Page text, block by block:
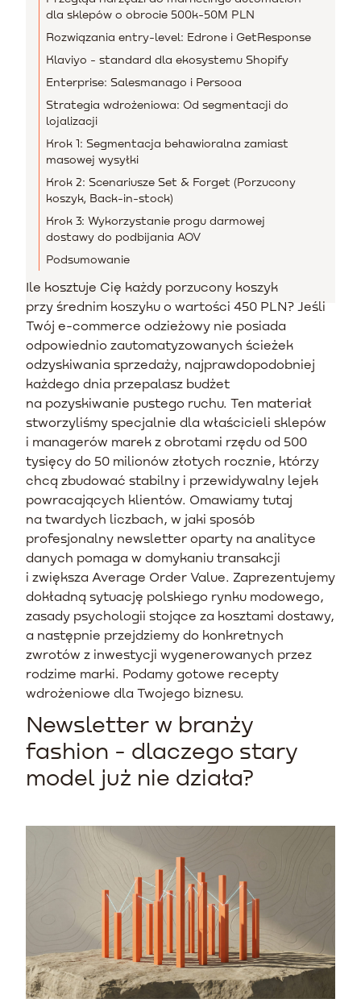
dla sklepów o obrocie 500k-50M PLN
Rozwiązania entry-level: Edrone i GetResponse
Klaviyo - standard dla ekosystemu Shopify
Enterprise: Salesmanago i Persooa
Strategia wdrożeniowa: Od segmentacji do
lojalizacji
Krok 1: Segmentacja behawioralna zamiast
masowej wysyłki
Krok 2: Scenariusze Set & Forget (Porzucony
koszyk, Back-in-stock)
Krok 3: Wykorzystanie progu darmowej
dostawy do podbijania AOV
Podsumowanie
Ile kosztuje Cię każdy porzucony koszyk
przy średnim koszyku o wartości 450 PLN? Jeśli
Twój e-commerce odzieżowy nie posiada
odpowiednio zautomatyzowanych ścieżek
odzyskiwania sprzedaży, najprawdopodobniej
każdego dnia przepalasz budżet
na pozyskiwanie pustego ruchu. Ten materiał
stworzyliśmy specjalnie dla właścicieli sklepów
i managerów marek z obrotami rzędu od 500
tysięcy do 50 milionów złotych rocznie, którzy
chcą zbudować stabilny i przewidywalny lejek
powracających klientów. Omawiamy tutaj
na twardych liczbach, w jaki sposób
profesjonalny newsletter oparty na analityce
danych pomaga w domykaniu transakcji
i zwiększa Average Order Value. Zaprezentujemy
dokładną sytuację polskiego rynku modowego,
zasady psychologii stojące za kosztami dostawy,
a następnie przejdziemy do konkretnych
zwrotów z inwestycji wygenerowanych przez
rodzime marki. Podamy gotowe recepty
wdrożeniowe dla Twojego biznesu.
Newsletter w branży
fashion - dlaczego stary
model już nie działa?